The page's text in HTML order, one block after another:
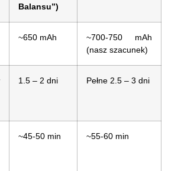
Balansu”)
~650 mAh
~700-750 mAh
(nasz szacunek)
1.5 – 2 dni Pełne 2.5 – 3 dni
~45-50 min ~55-60 min